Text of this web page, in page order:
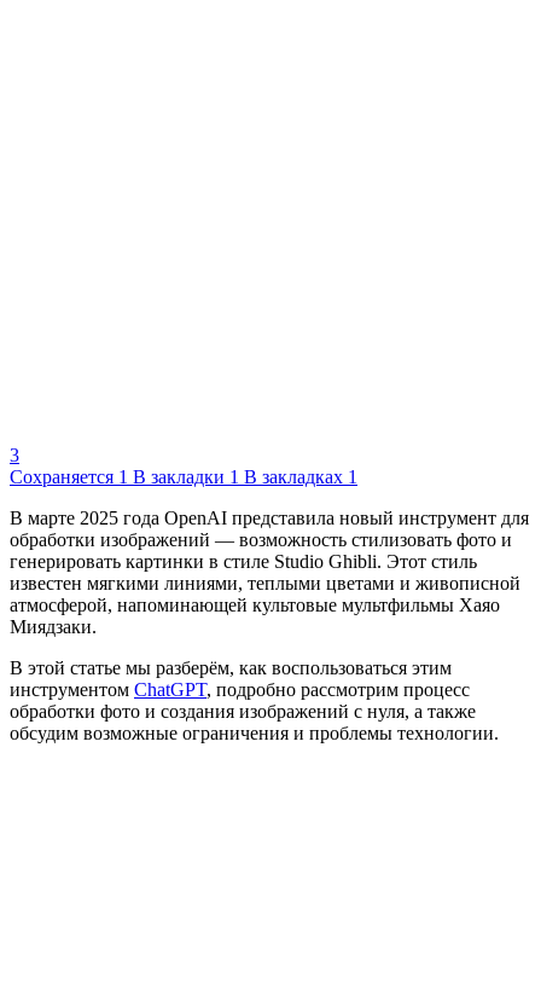
3
Сохраняется 1 В закладки 1 В закладках 1
В марте 2025 года OpenAI представила новый инструмент для
обработки изображений — возможность стилизовать фото и
генерировать картинки в стиле Studio Ghibli. Этот стиль
известен мягкими линиями, теплыми цветами и живописной
атмосферой, напоминающей культовые мультфильмы Хаяо
Миядзаки.
В этой статье мы разберём, как воспользоваться этим
инструментом ChatGPT, подробно рассмотрим процесс
обработки фото и создания изображений с нуля, а также
обсудим возможные ограничения и проблемы технологии.